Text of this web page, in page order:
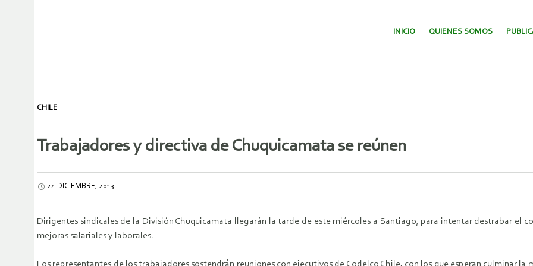
SALTAR AL CONTENIDO.
INICIO QUIENES SOMOS
CHILE
Trabajadores y directiva de Chuquicamata se reúnen
24 DICIEMBRE, 2013
Dirigentes sindicales de la División Chuquicamata llegarán la tarde de este miércoles a Santiago, para intentar destrabar el
mejoras salariales y laborales.